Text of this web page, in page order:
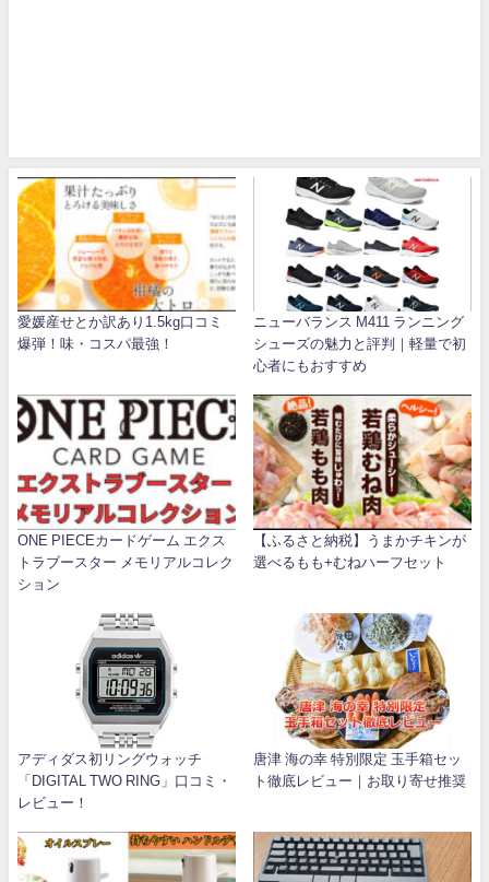
愛媛産せとか訳あり1.5kg口コミ
爆弾！味・コスパ最強！
ニューバランス M411 ランニング
シューズの魅力と評判｜軽量で初
心者にもおすすめ
ONE PIECEカードゲーム エクス
トラブースター メモリアルコレク
ション
【ふるさと納税】うまかチキンが
選べるもも+むねハーフセット
アディダス初リングウォッチ
「DIGITAL TWO RING」口コミ・
レビュー！
唐津 海の幸 特別限定 玉手箱セッ
ト徹底レビュー｜お取り寄せ推奨